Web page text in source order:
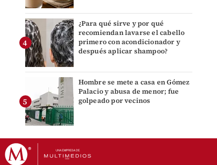
¿Para qué sirve y por qué
recomiendan lavarse el cabello
primero con acondicionador y
después aplicar shampoo?
Hombre se mete a casa en Gómez
Palacio y abusa de menor; fue
golpeado por vecinos